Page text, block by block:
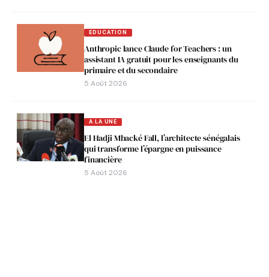
EDUCATION
Anthropic lance Claude for Teachers : un
assistant IA gratuit pour les enseignants du
primaire et du secondaire
5 Août 2026
A LA UNE
El Hadji Mbacké Fall, l’architecte sénégalais
qui transforme l’épargne en puissance
financière
5 Août 2026